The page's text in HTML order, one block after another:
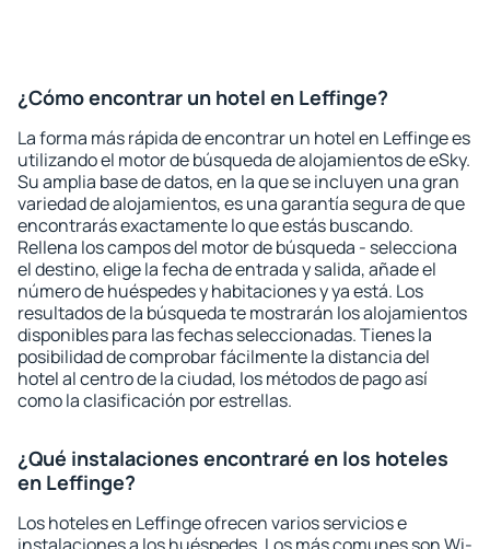
¿Cómo encontrar un hotel en Leffinge?
La forma más rápida de encontrar un hotel en Leffinge es
utilizando el motor de búsqueda de alojamientos de eSky.
Su amplia base de datos, en la que se incluyen una gran
variedad de alojamientos, es una garantía segura de que
encontrarás exactamente lo que estás buscando.
Rellena los campos del motor de búsqueda - selecciona
el destino, elige la fecha de entrada y salida, añade el
número de huéspedes y habitaciones y ya está. Los
resultados de la búsqueda te mostrarán los alojamientos
disponibles para las fechas seleccionadas. Tienes la
posibilidad de comprobar fácilmente la distancia del
hotel al centro de la ciudad, los métodos de pago así
como la clasificación por estrellas.
¿Qué instalaciones encontraré en los hoteles
en Leffinge?
Los hoteles en Leffinge ofrecen varios servicios e